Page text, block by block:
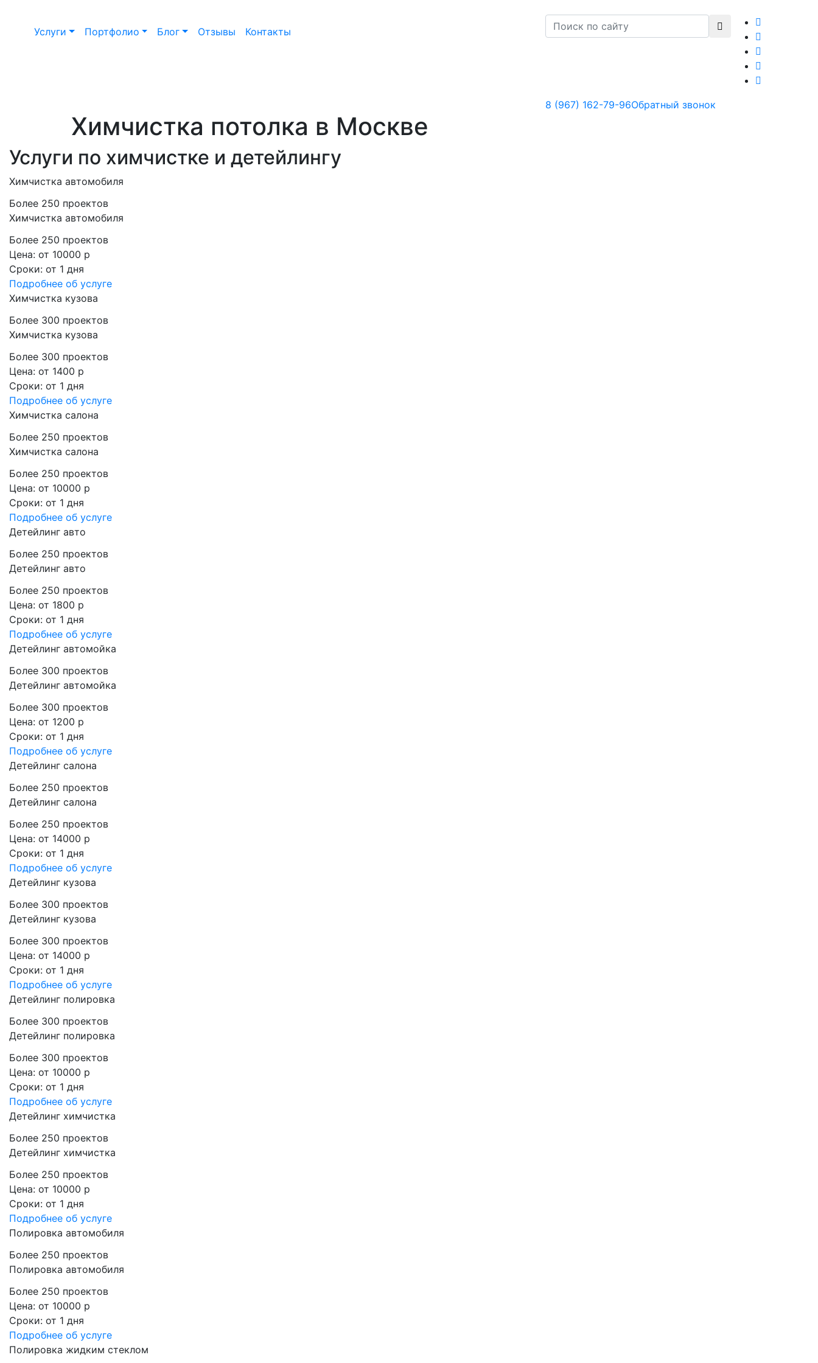
Услуги Портфолио Блог Отзывы Контакты
8 (967) 162-79-96Обратный звонок
Химчистка потолка в Москве
Услуги по химчистке и детейлингу
Химчистка автомобиля
Более 250 проектов
Химчистка автомобиля
Более 250 проектов
Цена: от 10000 р
Сроки: от 1 дня
Подробнее об услуге
Химчистка кузова
Более 300 проектов
Химчистка кузова
Более 300 проектов
Цена: от 1400 р
Сроки: от 1 дня
Подробнее об услуге
Химчистка салона
Более 250 проектов
Химчистка салона
Более 250 проектов
Цена: от 10000 р
Сроки: от 1 дня
Подробнее об услуге
Детейлинг авто
Более 250 проектов
Детейлинг авто
Более 250 проектов
Цена: от 1800 р
Сроки: от 1 дня
Подробнее об услуге
Детейлинг автомойка
Более 300 проектов
Детейлинг автомойка
Более 300 проектов
Цена: от 1200 р
Сроки: от 1 дня
Подробнее об услуге
Детейлинг салона
Более 250 проектов
Детейлинг салона
Более 250 проектов
Цена: от 14000 р
Сроки: от 1 дня
Подробнее об услуге
Детейлинг кузова
Более 300 проектов
Детейлинг кузова
Более 300 проектов
Цена: от 14000 р
Сроки: от 1 дня
Подробнее об услуге
Детейлинг полировка
Более 300 проектов
Детейлинг полировка
Более 300 проектов
Цена: от 10000 р
Сроки: от 1 дня
Подробнее об услуге
Детейлинг химчистка
Более 250 проектов
Детейлинг химчистка
Более 250 проектов
Цена: от 10000 р
Сроки: от 1 дня
Подробнее об услуге
Полировка автомобиля
Более 250 проектов
Полировка автомобиля
Более 250 проектов
Цена: от 10000 р
Сроки: от 1 дня
Подробнее об услуге
Полировка жидким стеклом